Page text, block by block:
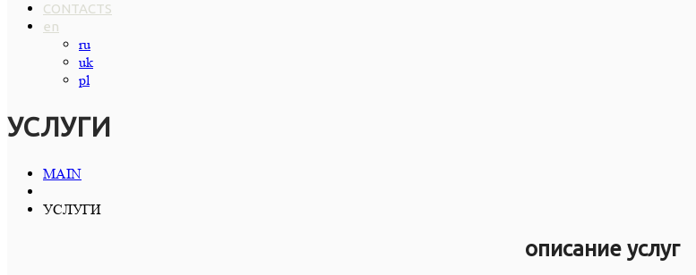
CONTACTS
en
ru
uk
pl
УСЛУГИ
MAIN
УСЛУГИ
описание услуг